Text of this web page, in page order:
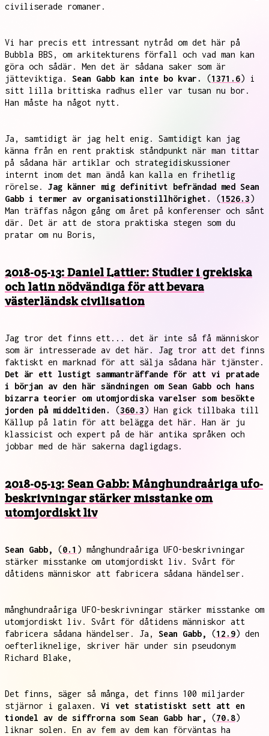
civiliserade romaner.
Vi har precis ett intressant nytråd om det här på
Bubbla BBS, om arkitekturens förfall och vad man kan
göra och sådär. Men det är sådana saker som är
jätteviktiga. Sean Gabb kan inte bo kvar. (1371.6) i
sitt lilla brittiska radhus eller var tusan nu bor.
Han måste ha något nytt.
Ja, samtidigt är jag helt enig. Samtidigt kan jag
känna från en rent praktisk ståndpunkt när man tittar
på sådana här artiklar och strategidiskussioner
internt inom det man ändå kan kalla en frihetlig
rörelse. Jag känner mig definitivt befrändad med Sean
Gabb i termer av organisationstillhörighet.
(1526.3)
Man träffas någon gång om året på konferenser och sånt
där. Det är att de stora praktiska stegen som du
pratar om nu Boris,
2018-05-13: Daniel Lattier: Studier i grekiska
och latin nödvändiga för att bevara
västerländsk civilisation
Jag tror det finns ett... det är inte så få människor
som är intresserade av det här. Jag tror att det finns
faktiskt en marknad för att sälja sådana här tjänster.
Det är ett lustigt sammanträffande för att vi pratade
i början av den här sändningen om Sean Gabb och hans
bizarra teorier om utomjordiska varelser som besökte
jorden på middeltiden.
(360.3) Han gick tillbaka till
Källup på latin för att belägga det här. Han är ju
klassicist och expert på de här antika språken och
jobbar med de här sakerna dagligdags.
2018-05-13: Sean Gabb: Månghundraåriga ufo-
beskrivningar stärker misstanke om
utomjordiskt liv
Sean Gabb, (0.1 ) månghundraåriga UFO-beskrivningar
stärker misstanke om utomjordiskt liv. Svårt för
dåtidens människor att fabricera sådana händelser.
månghundraåriga UFO-beskrivningar stärker misstanke om
utomjordiskt liv. Svårt för dåtidens människor att
fabricera sådana händelser. Ja, Sean Gabb, (12.9) den
oefterliknelige, skriver här under sin pseudonym
Richard Blake,
Det finns, säger så många, det finns 100 miljarder
stjärnor i galaxen. Vi vet statistiskt sett att en
tiondel av de siffrorna som Sean Gabb har,
(70.8)
liknar solen. En av fem av dem kan förväntas ha